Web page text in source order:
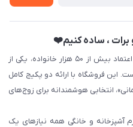
برات ، ساده کنیم❤️
با سال‌ها سابقه و اعتماد بیش از ۵۰ هزار خانواده، یکی از
این فروشگاه با ارائه دو پکیج کامل
انتخابی هوشمندانه برای زوج‌های
آشپزخانه و خانگی همه نیازهای یک